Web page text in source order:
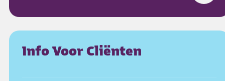
Info Voor Cliënten